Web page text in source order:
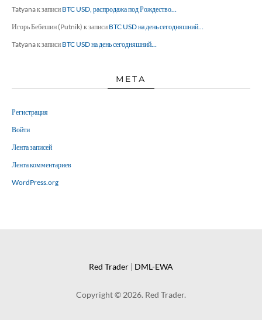
Tatyanaк записи BTC USD, распродажа под Рождество…
Игорь Бебешин (Putnik) к записи BTC USD на день сегодняшний…
Tatyanaк записи BTC USD на день сегодняшний…
МЕТА
Регистрация
Войти
Лента записей
Лента комментариев
WordPress.org
Red Trader | DML-EWA
Copyright © 2026. Red Trader.